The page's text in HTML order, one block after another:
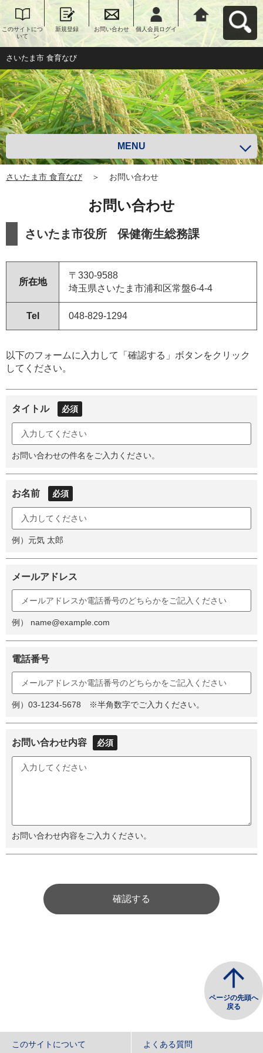
このサイトにつ
いて
新規登録 お問い合わせ
個人会員ログイ
ン
さいたま市 食育
なびへ戻る
さいたま市 食育なび
MENU
さいたま市 食育なび ＞ お問い合わせ
お問い合わせ
さいたま市役所 保健衛生総務課
所在地
〒330-9588
埼玉県さいたま市浦和区常盤6-4-4
Tel 048-829-1294
以下のフォームに入力して「確認する」ボタンをクリック
してください。
タイトル 必須
お問い合わせの件名をご入力ください。
お名前 必須
例）元気 太郎
メールアドレス
例） name@example.com
電話番号
例）03-1234-5678 ※半角数字でご入力ください。
お問い合わせ内容 必須
お問い合わせ内容をご入力ください。
確認する
ページの先頭へ
戻る
このサイトについて よくある質問